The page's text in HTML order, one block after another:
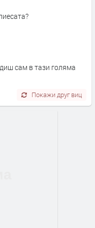
сам в тази голяма
Покажи друг виц